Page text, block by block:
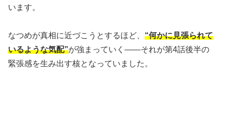
います。
なつめが真相に近づこうとするほど、 “何かに見張られて
いるような気配”が強まっていく――それが第4話後半の
緊張感を生み出す核となっていました。